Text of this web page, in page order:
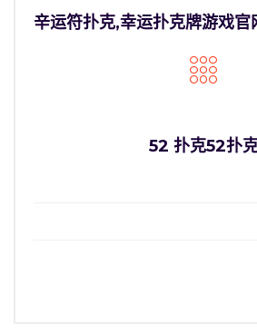
辛运符扑克,幸运扑克牌游戏官
52 扑克52扑